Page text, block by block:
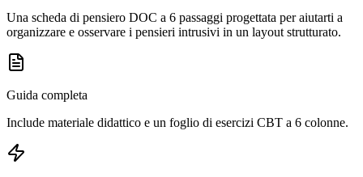
Una scheda di pensiero DOC a 6 passaggi progettata per aiutarti a
organizzare e osservare i pensieri intrusivi in un layout strutturato.
Guida completa
Include materiale didattico e un foglio di esercizi CBT a 6 colonne.